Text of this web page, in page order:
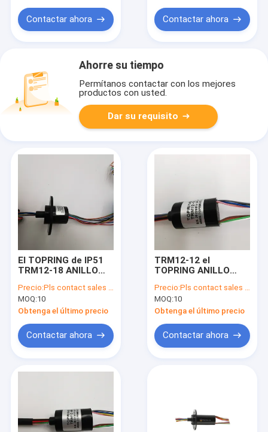
Contactar ahora Contactar ahora
Ahorre su tiempo
Permítanos contactar con los mejores
productos con usted.
Dar su requisito
El TOPRING de IP51
TRM12-18 ANILLO
la CA DC
Precio:Pls contact sales for update price
MOQ:10
Obtenga el último precio
Contactar ahora
TRM12-12 el
TOPRING ANILLO
- la CA 220V/DC
Precio:Pls contact sales for update price
MOQ:10
Obtenga el último precio
Contactar ahora